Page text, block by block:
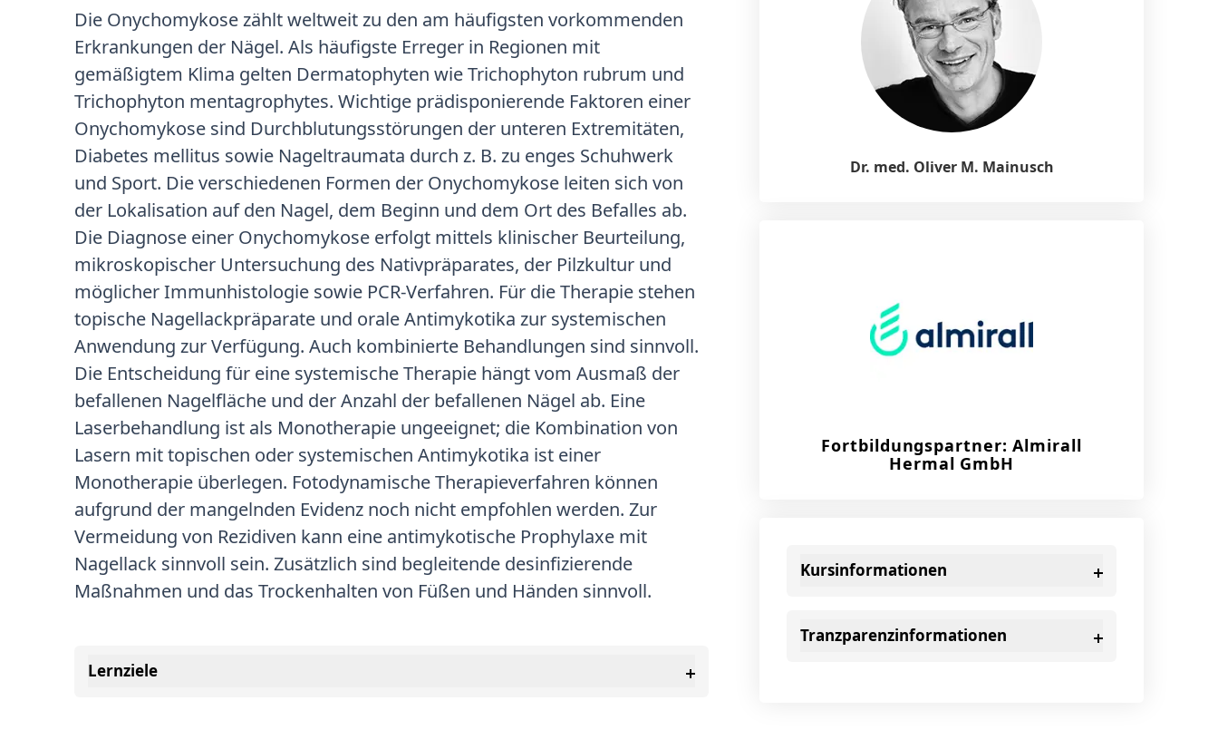
Die Onychomykose zählt weltweit zu den am häufigsten vorkommenden
Erkrankungen der Nägel. Als häufigste Erreger in Regionen mit
gemäßigtem Klima gelten Dermatophyten wie Trichophyton rubrum und
Trichophyton mentagrophytes. Wichtige prädisponierende Faktoren einer
Onychomykose sind Durchblutungsstörungen der unteren Extremitäten,
Diabetes mellitus sowie Nageltraumata durch z. B. zu enges Schuhwerk
und Sport. Die verschiedenen Formen der Onychomykose leiten sich von
der Lokalisation auf den Nagel, dem Beginn und dem Ort des Befalles ab.
Die Diagnose einer Onychomykose erfolgt mittels klinischer Beurteilung,
mikroskopischer Untersuchung des Nativpräparates, der Pilzkultur und
möglicher Immunhistologie sowie PCR-Verfahren. Für die Therapie stehen
topische Nagellackpräparate und orale Antimykotika zur systemischen
Anwendung zur Verfügung. Auch kombinierte Behandlungen sind sinnvoll.
Die Entscheidung für eine systemische Therapie hängt vom Ausmaß der
befallenen Nagelfläche und der Anzahl der befallenen Nägel ab. Eine
Laserbehandlung ist als Monotherapie ungeeignet; die Kombination von
Lasern mit topischen oder systemischen Antimykotika ist einer
Monotherapie überlegen. Fotodynamische Therapieverfahren können
aufgrund der mangelnden Evidenz noch nicht empfohlen werden. Zur
Vermeidung von Rezidiven kann eine antimykotische Prophylaxe mit
Nagellack sinnvoll sein. Zusätzlich sind begleitende desinfizierende
Maßnahmen und das Trockenhalten von Füßen und Händen sinnvoll.
Lernziele
Dr. med. Oliver M. Mainusch
Fortbildungspartner: Almirall
Hermal GmbH
Kursinformationen
Tranzparenzinformationen